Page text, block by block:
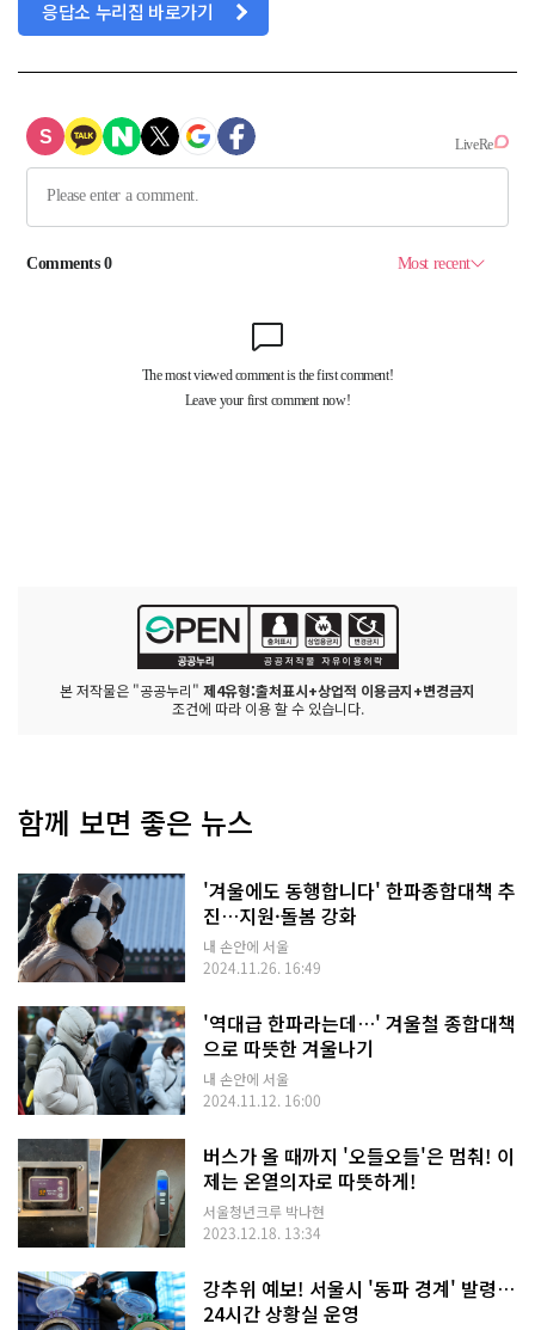
응답소 누리집 바로가기
본 저작물은 "공공누리" 제4유형:출처표시+상업적 이용금지+변경금지
조건에 따라 이용 할 수 있습니다.
함께 보면 좋은 뉴스
'겨울에도 동행합니다' 한파종합대책 추
진…지원·돌봄 강화
내 손안에 서울
2024.11.26. 16:49
'역대급 한파라는데…' 겨울철 종합대책
으로 따뜻한 겨울나기
내 손안에 서울
2024.11.12. 16:00
버스가 올 때까지 '오들오들'은 멈춰! 이
제는 온열의자로 따뜻하게!
서울청년크루 박나현
2023.12.18. 13:34
강추위 예보! 서울시 '동파 경계' 발령…
24시간 상황실 운영